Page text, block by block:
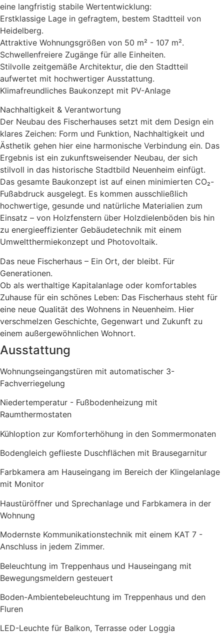
eine langfristig stabile Wertentwicklung:
Erstklassige Lage in gefragtem, bestem Stadtteil von
Heidelberg.
Attraktive Wohnungsgrößen von 50 m² - 107 m².
Schwellenfreiere Zugänge für alle Einheiten.
Stilvolle zeitgemäße Architektur, die den Stadtteil
aufwertet mit hochwertiger Ausstattung.
Klimafreundliches Baukonzept mit PV-Anlage
Nachhaltigkeit & Verantwortung
Der Neubau des Fischerhauses setzt mit dem Design ein
klares Zeichen: Form und Funktion, Nachhaltigkeit und
Ästhetik gehen hier eine harmonische Verbindung ein. Das
Ergebnis ist ein zukunftsweisender Neubau, der sich
stilvoll in das historische Stadtbild Neuenheim einfügt.
Das gesamte Baukonzept ist auf einen minimierten CO₂-
Fußabdruck ausgelegt. Es kommen ausschließlich
hochwertige, gesunde und natürliche Materialien zum
Einsatz – von Holzfenstern über Holzdielenböden bis hin
zu energieeffizienter Gebäudetechnik mit einem
Umweltthermiekonzept und Photovoltaik.
Das neue Fischerhaus – Ein Ort, der bleibt. Für
Generationen.
Ob als werthaltige Kapitalanlage oder komfortables
Zuhause für ein schönes Leben: Das Fischerhaus steht für
eine neue Qualität des Wohnens in Neuenheim. Hier
verschmelzen Geschichte, Gegenwart und Zukunft zu
einem außergewöhnlichen Wohnort.
Ausstattung
Wohnungseingangstüren mit automatischer 3-
Fachverriegelung
Niedertemperatur - Fußbodenheizung mit
Raumthermostaten
Kühloption zur Komforterhöhung in den Sommermonaten
Bodengleich geflieste Duschflächen mit Brausegarnitur
Farbkamera am Hauseingang im Bereich der Klingelanlage
mit Monitor
Haustüröffner und Sprechanlage und Farbkamera in der
Wohnung
Modernste Kommunikationstechnik mit einem KAT 7 -
Anschluss in jedem Zimmer.
Beleuchtung im Treppenhaus und Hauseingang mit
Bewegungsmeldern gesteuert
Boden-Ambientebeleuchtung im Treppenhaus und den
Fluren
LED-Leuchte für Balkon, Terrasse oder Loggia